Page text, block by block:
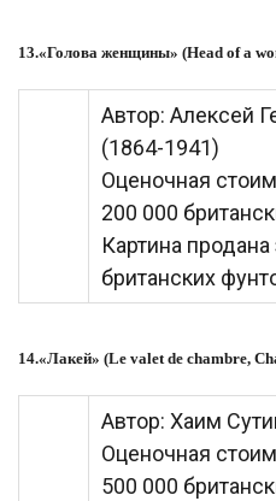
13.«Голова женщины» (Head of a
Автор: Алексей
(1864-1941)
Оценочная
200 000
Картина продана
британских
14.«Лакей» (Le valet de chambre,
Автор: Хаим
Оценочная
500 000